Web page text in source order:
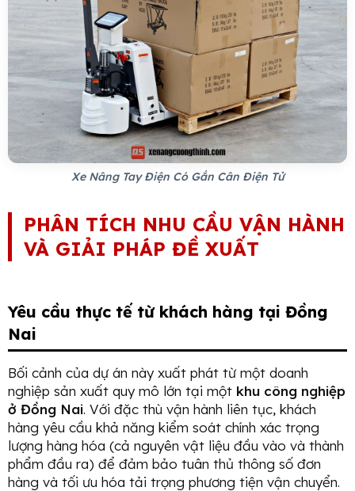
Xe Nâng Tay Điện Có Gắn Cân Điện Tử
PHÂN TÍCH NHU CẦU VẬN HÀNH
VÀ GIẢI PHÁP ĐỀ XUẤT
Yêu cầu thực tế từ khách hàng tại Đồng
Nai
Bối cảnh của dự án này xuất phát từ một doanh
nghiệp sản xuất quy mô lớn tại một khu công nghiệp
ở Đồng Nai. Với đặc thù vận hành liên tục, khách
hàng yêu cầu khả năng kiểm soát chính xác trọng
lượng hàng hóa (cả nguyên vật liệu đầu vào và thành
phẩm đầu ra) để đảm bảo tuân thủ thông số đơn
hàng và tối ưu hóa tải trọng phương tiện vận chuyển.